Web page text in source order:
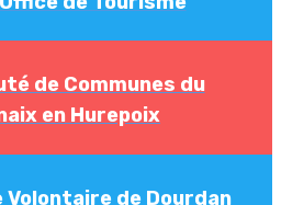
de Communes du
en Hurepoix
Volontaire de Dourdan